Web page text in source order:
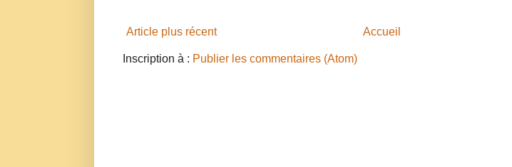
Article plus récent Accueil
Inscription à : Publier les commentaires (Atom)